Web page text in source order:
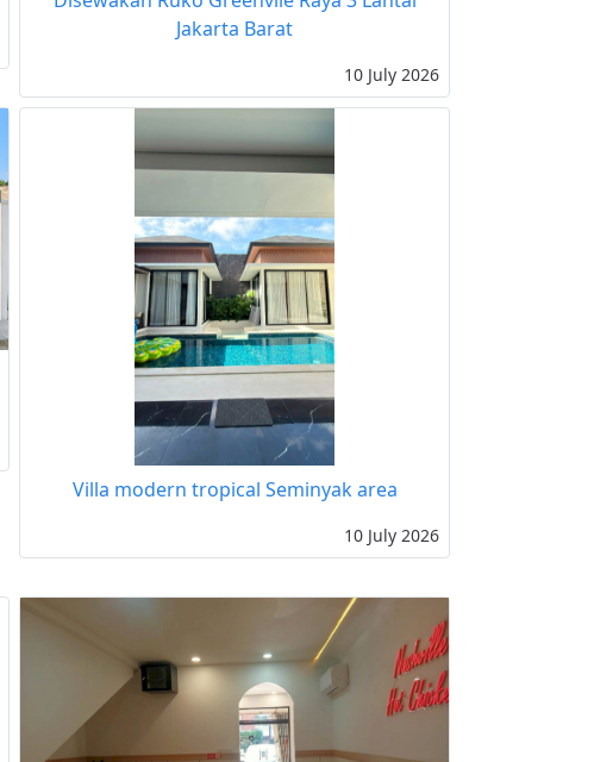
Jakarta Barat
10 July 2026
Villa modern tropical Seminyak area
10 July 2026